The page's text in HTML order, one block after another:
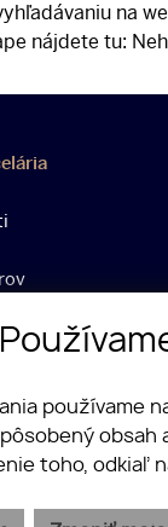
na
nájdete tu:
používame
toho, odkiaľ